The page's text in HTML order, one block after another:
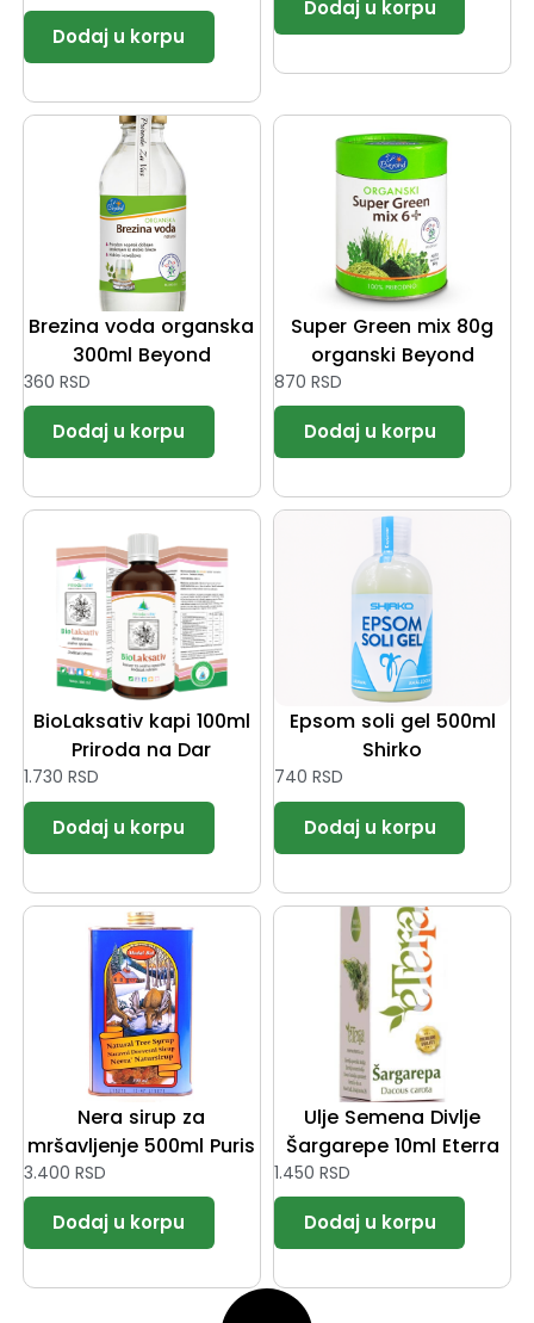
Brezina voda organska
300ml Beyond
360 RSD
Super Green mix 80g
organski Beyond
870 RSD
BioLaksativ kapi 100ml
Priroda na Dar
1.730 RSD
Epsom soli gel 500ml
Shirko
740 RSD
Nera sirup za
mršavljenje 500ml Puris
3.400 RSD
Ulje Semena Divlje
Šargarepe 10ml Eterra
1.450 RSD